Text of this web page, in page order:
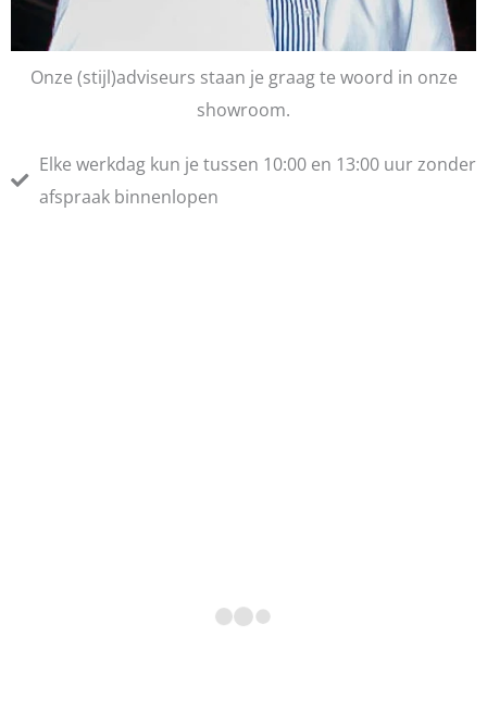
Onze (stijl)adviseurs staan je graag te woord in onze
showroom.
Elke werkdag kun je tussen 10:00 en 13:00 uur zonder
afspraak binnenlopen